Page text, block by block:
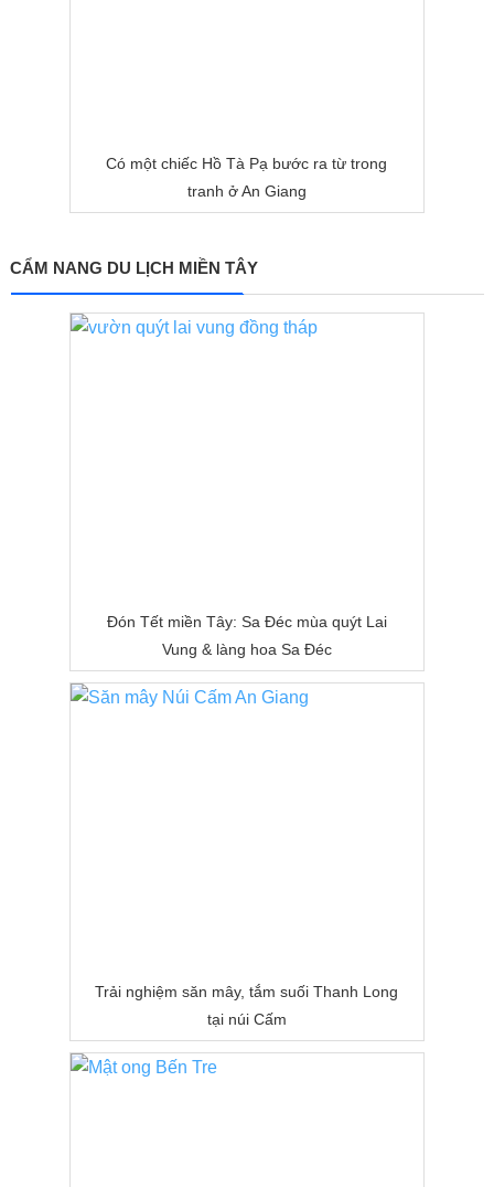
Có một chiếc Hồ Tà Pạ bước ra từ trong
tranh ở An Giang
CẨM NANG DU LỊCH MIỀN TÂY
Đón Tết miền Tây: Sa Đéc mùa quýt Lai
Vung & làng hoa Sa Đéc
Trải nghiệm săn mây, tắm suối Thanh Long
tại núi Cấm